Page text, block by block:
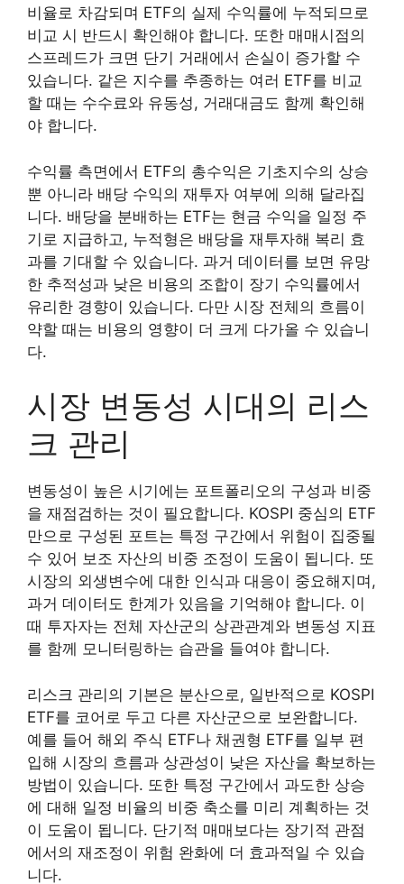
비율로 차감되며 ETF의 실제 수익률에 누적되므로
비교 시 반드시 확인해야 합니다. 또한 매매시점의
스프레드가 크면 단기 거래에서 손실이 증가할 수
있습니다. 같은 지수를 추종하는 여러 ETF를 비교
할 때는 수수료와 유동성, 거래대금도 함께 확인해
야 합니다.
수익률 측면에서 ETF의 총수익은 기초지수의 상승
뿐 아니라 배당 수익의 재투자 여부에 의해 달라집
니다. 배당을 분배하는 ETF는 현금 수익을 일정 주
기로 지급하고, 누적형은 배당을 재투자해 복리 효
과를 기대할 수 있습니다. 과거 데이터를 보면 유망
한 추적성과 낮은 비용의 조합이 장기 수익률에서
유리한 경향이 있습니다. 다만 시장 전체의 흐름이
약할 때는 비용의 영향이 더 크게 다가올 수 있습니
다.
시장 변동성 시대의 리스
크 관리
변동성이 높은 시기에는 포트폴리오의 구성과 비중
을 재점검하는 것이 필요합니다. KOSPI 중심의 ETF
만으로 구성된 포트는 특정 구간에서 위험이 집중될
수 있어 보조 자산의 비중 조정이 도움이 됩니다. 또
시장의 외생변수에 대한 인식과 대응이 중요해지며,
과거 데이터도 한계가 있음을 기억해야 합니다. 이
때 투자자는 전체 자산군의 상관관계와 변동성 지표
를 함께 모니터링하는 습관을 들여야 합니다.
리스크 관리의 기본은 분산으로, 일반적으로 KOSPI
ETF를 코어로 두고 다른 자산군으로 보완합니다.
예를 들어 해외 주식 ETF나 채권형 ETF를 일부 편
입해 시장의 흐름과 상관성이 낮은 자산을 확보하는
방법이 있습니다. 또한 특정 구간에서 과도한 상승
에 대해 일정 비율의 비중 축소를 미리 계획하는 것
이 도움이 됩니다. 단기적 매매보다는 장기적 관점
에서의 재조정이 위험 완화에 더 효과적일 수 있습
니다.